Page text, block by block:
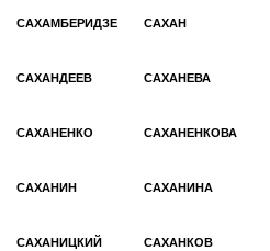
САХАМБЕРИДЗЕ САХАН
САХАНДЕЕВ САХАНЕВА
САХАНЕНКО САХАНЕНКОВА
САХАНИН САХАНИНА
САХАНИЦКИЙ САХАНКОВ